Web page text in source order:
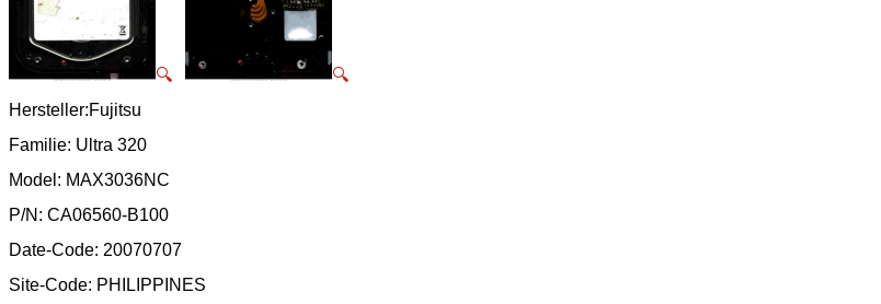
🔍
🔍
Hersteller:Fujitsu
Familie: Ultra 320
Model: MAX3036NC
P/N: CA06560-B100
Date-Code: 20070707
Site-Code: PHILIPPINES